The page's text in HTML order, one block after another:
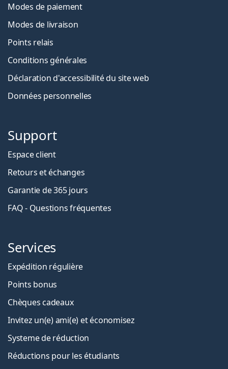
Modes de paiement
Modes de livraison
Points relais
Conditions générales
Déclaration d'accessibilité du site web
Données personnelles
Support
Espace client
Retours et échanges
Garantie de 365 jours
FAQ - Questions fréquentes
Services
Expédition régulière
Points bonus
Chèques cadeaux
Invitez un(e) ami(e) et économisez
Systeme de réduction
Réductions pour les étudiants